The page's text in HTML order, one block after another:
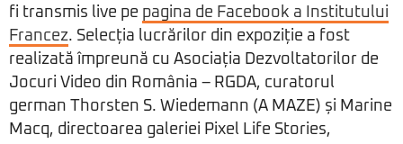
fi transmis live pe pagina de Facebook a Institutului
Francez. Selecția lucrărilor din expoziție a fost
realizată împreună cu Asociația Dezvoltatorilor de
Jocuri Video din România – RGDA, curatorul
german Thorsten S. Wiedemann (A MAZE) și Marine
Macq, directoarea galeriei Pixel Life Stories,